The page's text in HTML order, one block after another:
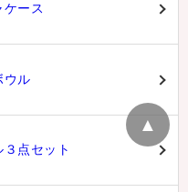
ース
ウル
点セット
▲